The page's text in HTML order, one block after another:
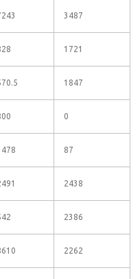
3487
1721
1847
0
87
2438
2386
2262